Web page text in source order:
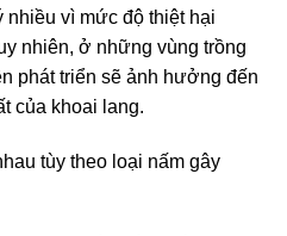
vì mức độ thiệt hại
nhiên, ở những vùng trồng
phát triển sẽ ảnh hưởng đến
của khoai lang.
tùy theo loại nấm gây